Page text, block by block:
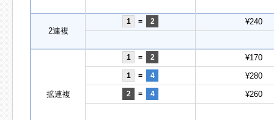
2連複
1 = 2 ¥240
拡連複
1 = 2 ¥170
1 = 4 ¥280
2 = 4 ¥260